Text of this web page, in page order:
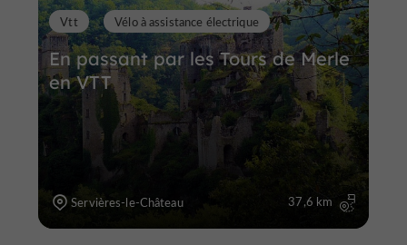
En passant par les Tours de Merle
en VTT
Vtt Vélo à assistance électrique
Servières-le-Château 37,6 km